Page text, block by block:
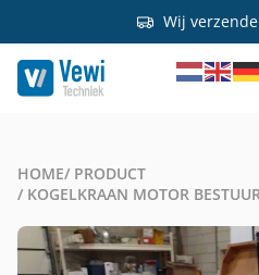
Wij
HOME/ PRODUCT
/ KOGELKRAAN MOTOR